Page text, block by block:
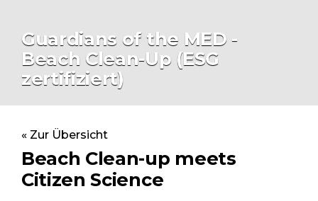
Guardians of the MED -
Beach Clean-Up (ESG
zertifiziert)
« Zur Übersicht
Beach Clean-up meets
Citizen Science